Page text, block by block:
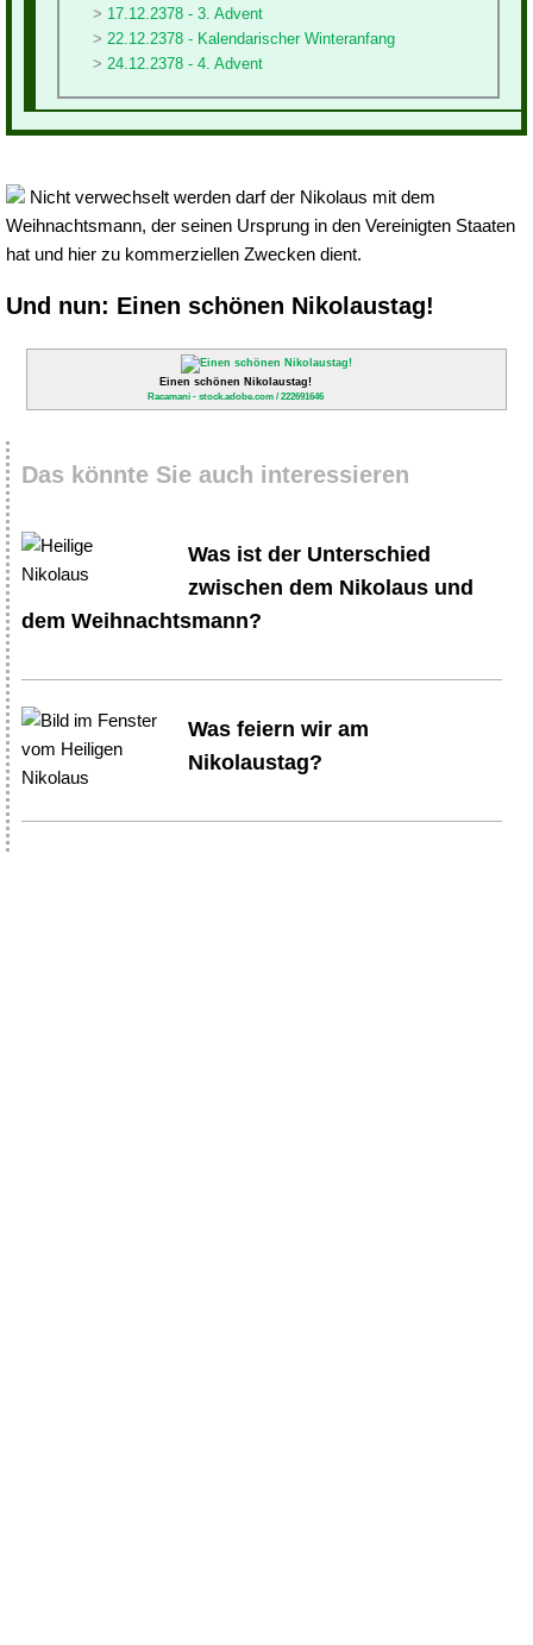
17.12.2378 - 3. Advent
22.12.2378 - Kalendarischer Winteranfang
24.12.2378 - 4. Advent
Nicht verwechselt werden darf der Nikolaus mit dem
Weihnachtsmann, der seinen Ursprung in den Vereinigten Staaten
hat und hier zu kommerziellen Zwecken dient.
Und nun: Einen schönen Nikolaustag!
Einen schönen Nikolaustag!
Racamani - stock.adobe.com / 222691646
Das könnte Sie auch interessieren
Was ist der Unterschied
zwischen dem Nikolaus und
dem Weihnachtsmann?
Was feiern wir am
Nikolaustag?